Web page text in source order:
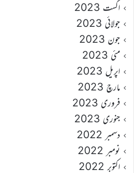
اگست 2023
جولائی 2023
جون 2023
مئی 2023
اپریل 2023
مارچ 2023
فروری 2023
جنوری 2023
دسمبر 2022
نومبر 2022
اکتوبر 2022